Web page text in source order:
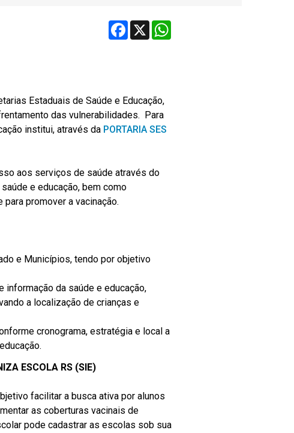
Facebook
X WhatsApp
Estaduais de Saúde e Educação,
das vulnerabilidades. Para
institui, através da PORTARIA SES
aos serviços de saúde através do
e educação, bem como
promover a vacinação.
e Municípios, tendo por objetivo
da saúde e educação,
a localização de crianças e
cronograma, estratégia e local a
ESCOLA RS (SIE)
facilitar a busca ativa por alunos
as coberturas vacinais de
pode cadastrar as escolas sob sua